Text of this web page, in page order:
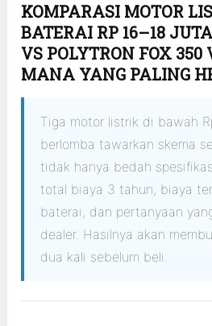
KOMPARASI MOTOR
BATERAI RP 16–18
VS POLYTRON FOX
MANA YANG PALING
Tiga motor listrik di bawah
berlomba tawarkan skema
tidak hanya bedah
total biaya 3 tahun, biaya
baterai, dan pertanyaan
dealer. Hasilnya akan
dua kali sebelum beli.